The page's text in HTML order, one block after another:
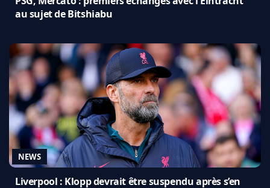
au sujet de Bitshiabu
NEWS
Liverpool : Klopp devrait être suspendu après s’en